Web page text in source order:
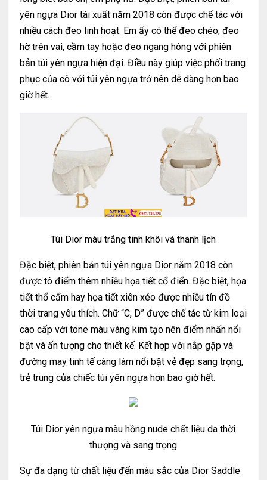
yên ngựa Dior tái xuất năm 2018 còn được chế tác với
nhiều cách đeo linh hoạt. Em ấy có thể đeo chéo, đeo
hờ trên vai, cầm tay hoặc đeo ngang hông với phiên
bản túi yên ngựa hiện đại. Điều này giúp việc phối trang
phục của cô với túi yên ngựa trở nên dễ dàng hơn bao
giờ hết.
Túi Dior màu trắng tinh khôi và thanh lịch
Đặc biệt, phiên bản túi yên ngựa Dior năm 2018 còn
được tô điểm thêm nhiều họa tiết cổ điển. Đặc biệt, họa
tiết thổ cẩm hay họa tiết xiên xéo được nhiều tín đồ
thời trang yêu thích. Chữ “C, D” được chế tác từ kim loại
cao cấp với tone màu vàng kim tạo nên điểm nhấn nổi
bật và ấn tượng cho thiết kế. Kết hợp với nắp gập và
đường may tinh tế càng làm nổi bật vẻ đẹp sang trọng,
trẻ trung của chiếc túi yên ngựa hơn bao giờ hết.
Túi Dior yên ngựa màu hồng nude chất liệu da thời
thượng và sang trọng
Sự đa dạng từ chất liệu đến màu sắc của Dior Saddle